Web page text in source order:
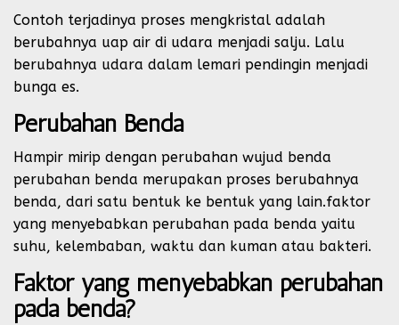
Contoh terjadinya proses mengkristal adalah
berubahnya uap air di udara menjadi salju. Lalu
berubahnya udara dalam lemari pendingin menjadi
bunga es.
Perubahan Benda
Hampir mirip dengan perubahan wujud benda
perubahan benda merupakan proses berubahnya
benda, dari satu bentuk ke bentuk yang lain.faktor
yang menyebabkan perubahan pada benda yaitu
suhu, kelembaban, waktu dan kuman atau bakteri.
Faktor yang menyebabkan perubahan
pada benda?